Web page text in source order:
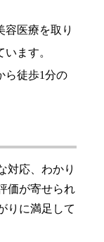
容医療を取り
ます。
ら徒歩1分の
対応、わかり
価が寄せられ
りに満足して